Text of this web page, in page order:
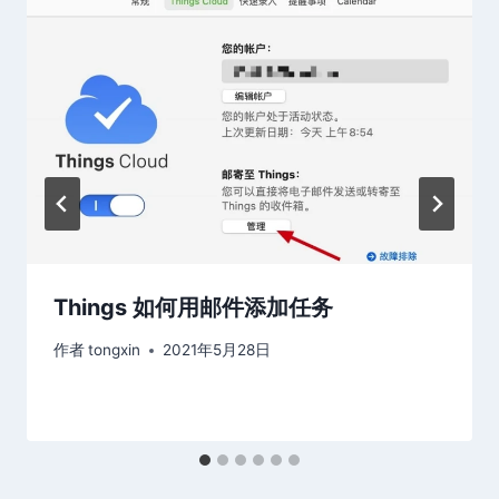
Things 如何用邮件添加任务
作者tongxin 2021年5月28日